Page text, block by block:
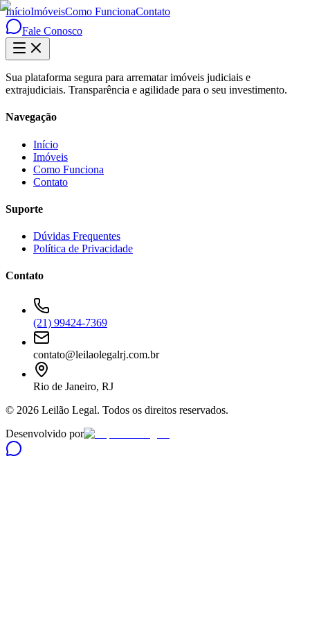
InícioImóveisComo FuncionaContato
Fale Conosco
Sua plataforma segura para arrematar imóveis judiciais e
extrajudiciais. Transparência e agilidade para o seu investimento.
Navegação
Início
Imóveis
Como Funciona
Contato
Suporte
Dúvidas Frequentes
Política de Privacidade
Contato
(21) 99424-7369
contato@leilaolegalrj.com.br
Rio de Janeiro, RJ
© 2026 Leilão Legal. Todos os direitos reservados.
Desenvolvido por